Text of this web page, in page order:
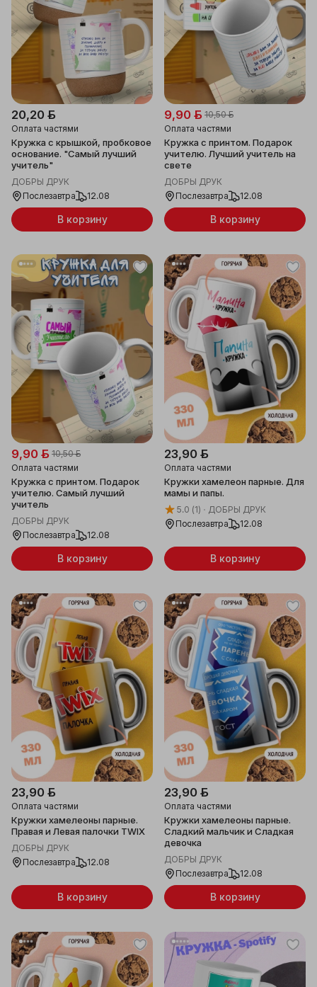
20,20 ƃ
Оплата частями
Кружка с крышкой, пробковое
основание. "Самый лучший
учитель"
ДОБРЫ ДРУК
Послезавтра
12.08
В корзину
9,90 ƃ 10,50 ƃ
Оплата частями
Кружка с принтом. Подарок
учителю. Лучший учитель на
свете
ДОБРЫ ДРУК
Послезавтра
12.08
В корзину
9,90 ƃ 10,50 ƃ
Оплата частями
Кружка с принтом. Подарок
учителю. Самый лучший
учитель
ДОБРЫ ДРУК
Послезавтра
12.08
В корзину
23,90 ƃ
Оплата частями
Кружки хамелеон парные. Для
мамы и папы.
5.0 (1)
ДОБРЫ ДРУК
Послезавтра
12.08
В корзину
23,90 ƃ
Оплата частями
Кружки хамелеоны парные.
Правая и Левая палочки TWIX
ДОБРЫ ДРУК
Послезавтра
12.08
В корзину
23,90 ƃ
Оплата частями
Кружки хамелеоны парные.
Сладкий мальчик и Сладкая
девочка
ДОБРЫ ДРУК
Послезавтра
12.08
В корзину